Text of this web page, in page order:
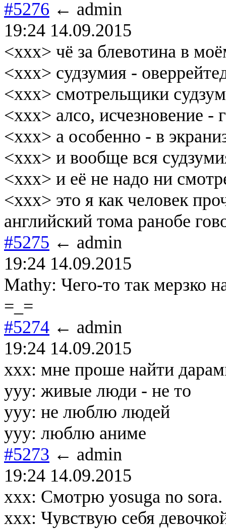
#5276 ← admin
19:24 14.09.2015
<xxx> чё за блевотина в
<xxx> судзумия -
<xxx> смотрельщики
<xxx> алсо, исчезновение -
<xxx> а особенно - в
<xxx> и вообще вся
<xxx> и её не надо ни
<xxx> это я как человек
английский тома ранобе
#5275 ← admin
19:24 14.09.2015
Mathy: Чего-то так мерзко
=_=
#5274 ← admin
19:24 14.09.2015
xxx: мне проше найти
yyy: живые люди - не то
yyy: не люблю людей
yyy: люблю аниме
#5273 ← admin
19:24 14.09.2015
ххх: Смотрю yosuga no sora.
xxx: Чувствую себя